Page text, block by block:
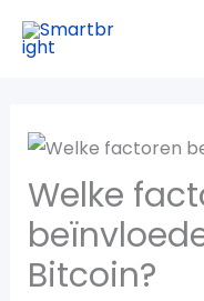
Ga
naar
Welke
Bitcoin?